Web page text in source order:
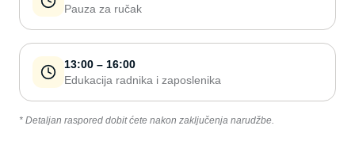
Pauza za ručak
13:00 – 16:00
Edukacija radnika i zaposlenika
* Detaljan raspored dobit ćete nakon zaključenja narudžbe.